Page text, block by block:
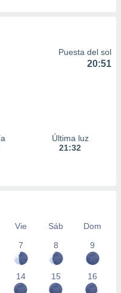
Puesta del sol
20:51
Última luz
21:32
Vie Sáb
Dom
7 8 9
14 15 16